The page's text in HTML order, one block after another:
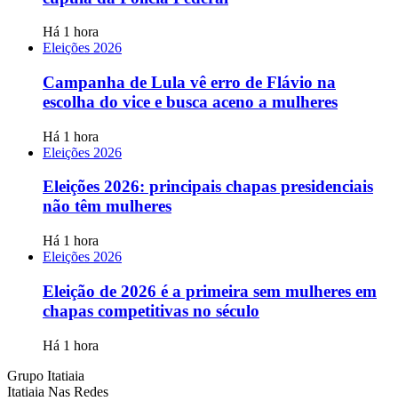
Há 1 hora
Eleições 2026
Campanha de Lula vê erro de Flávio na
escolha do vice e busca aceno a mulheres
Há 1 hora
Eleições 2026
Eleições 2026: principais chapas presidenciais
não têm mulheres
Há 1 hora
Eleições 2026
Eleição de 2026 é a primeira sem mulheres em
chapas competitivas no século
Há 1 hora
Grupo Itatiaia
Itatiaia Nas Redes